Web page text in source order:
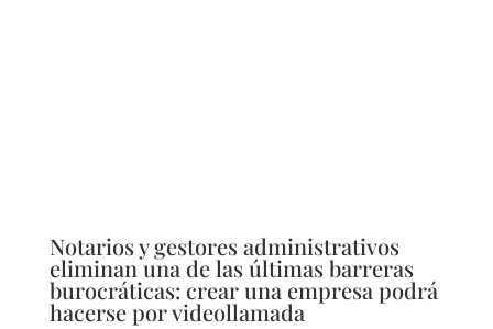
Notarios y gestores administrativos
eliminan una de las últimas barreras
burocráticas: crear una empresa podrá
hacerse por videollamada